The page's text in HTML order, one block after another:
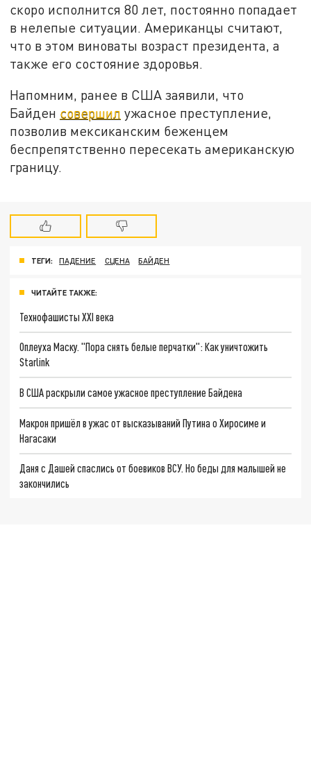
скоро исполнится 80 лет, постоянно попадает
в нелепые ситуации. Американцы считают,
что в этом виноваты возраст президента, а
также его состояние здоровья.
Напомним, ранее в США заявили, что
Байден совершил ужасное преступление,
позволив мексиканским беженцем
беспрепятственно пересекать американскую
границу.
ТЕГИ: ПАДЕНИЕ СЦЕНА БАЙДЕН
ЧИТАЙТЕ ТАКЖЕ:
Технофашисты XXI века
Оплеуха Маску. "Пора снять белые перчатки": Как уничтожить
Starlink
В США раскрыли самое ужасное преступление Байдена
Макрон пришёл в ужас от высказываний Путина о Хиросиме и
Нагасаки
Даня с Дашей спаслись от боевиков ВСУ. Но беды для малышей не
закончились